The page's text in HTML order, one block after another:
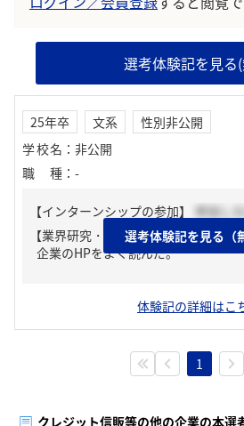
選考体験記を見る
25年卒 文系
性別非公開
学校名 ： 非公開
職種 ： -
【インターンシップの参加】
参加し
【業界研究・企業研究はどんな風にし
企業のHPをよく読んだ。
選考体験記を見る（
体験記の詳細はこ
1
クレジット信販等の他の企業の本選